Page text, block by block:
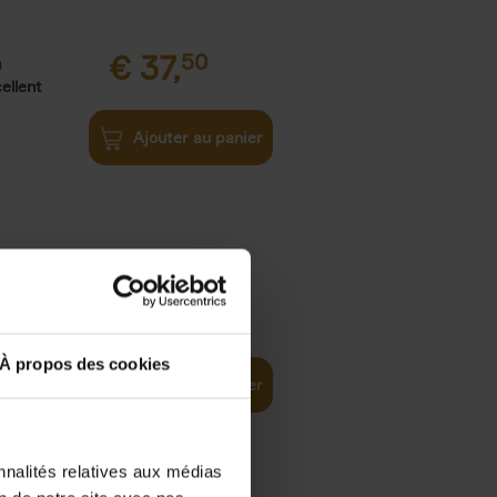
À propos des cookies
relatives aux médias
€ 37,50
Ajouter au panier
world 29,99
Ajouter au panier